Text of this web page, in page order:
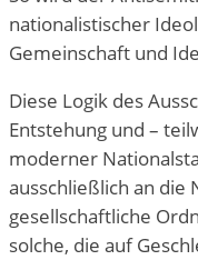
nationalistischer
Gemeinschaft und
Diese Logik des
Entstehung und –
moderner
ausschließlich an die
gesellschaftliche
solche, die auf